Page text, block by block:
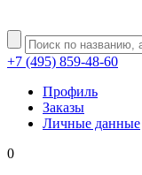
+7 (495) 859-48-60
Профиль
Заказы
Личные данные
0